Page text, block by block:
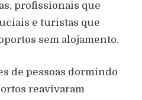
profissionais que
e turistas que
sem alojamento.
de pessoas dormindo
reavivaram